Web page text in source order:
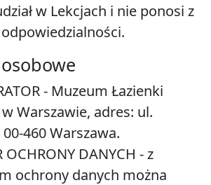
w Lekcjach i nie ponosi z
- Muzeum Łazienki
Warszawie, adres: ul.
460 Warszawa.
OCHRONY DANYCH - z
ochrony danych można